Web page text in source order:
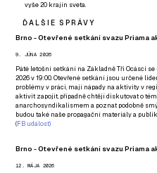
vyše 20 krajín sveta.
ĎALŠIE SPRÁVY
Brno - Otevřené setkání svazu Priama
9. JÚNA 2026
Páté letošní setkání na Základně Tři Ocásci se
2026 v 19:00. Otevřené setkání jsou určené
problémy v práci, mají nápady na aktivity v
aktivit zapojit, případně chtějí diskutovat o
anarchosyndikalismem a poznat podobně
budou také naše propagační materiály a
(FB událost)
Brno - Otevřené setkání svazu Priama
12. MÁJA 2026